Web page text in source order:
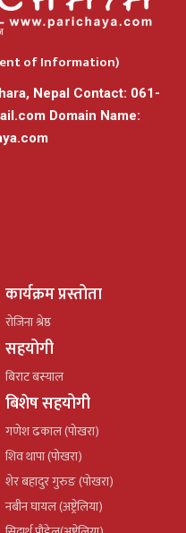
of Information)
Nepal Contact: 061-
Domain Name:
कार्यक्रम प्रस्तोता
रोजिना श्रेष्ठ
सहयोगी
बिराट बस्याल
बिशेष सहयोगी
गणेश ढकाल (पोखरा)
शिव थापा (पोखरा)
शेर बहादुर गुरुङ (पोखरा)
नबीन घायल (अष्ट्रेलिया)